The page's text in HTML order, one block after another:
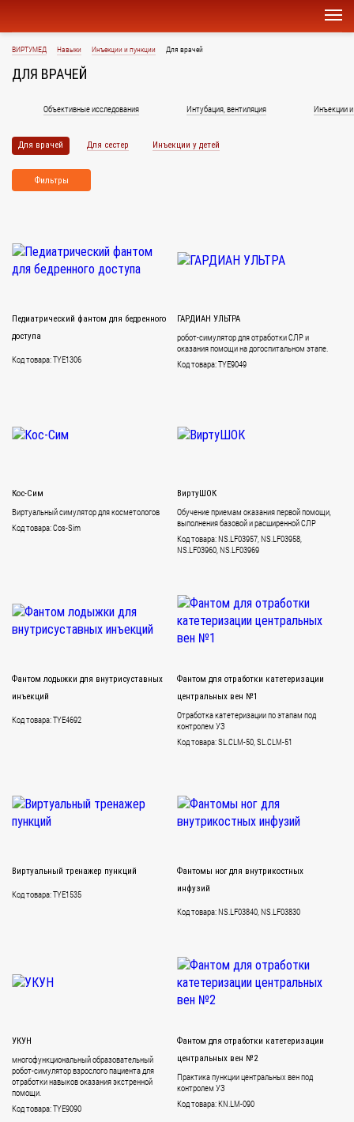
ВИРТУМЕД Навыки Инъекции и пункции Для врачей
ДЛЯ ВРАЧЕЙ
Объективные исследования Интубация, вентиляция Инъекции
Для врачей Для сестер Инъекции у детей
Фильтры
Педиатрический фантом для бедренного
доступа
Код товара: TYE1306
ГАРДИАН УЛЬТРА
робот-симулятор для отработки СЛР и
оказания помощи на догоспитальном этапе.
Код товара: TYE9049
Кос-Сим
Виртуальный симулятор для косметологов
Код товара: Cos-Sim
ВиртуШОК
Обучение приемам оказания первой помощи,
выполнения базовой и расширенной СЛР
Код товара: NS.LF03957, NS.LF03958,
NS.LF03960, NS.LF03969
Фантом лодыжки для внутрисуставных
инъекций
Код товара: TYE4692
Фантом для отработки катетеризации
центральных вен №1
Отработка катетеризации по этапам под
контролем УЗ
Код товара: SL.CLM-50, SL.CLM-51
Виртуальный тренажер пункций
Код товара: TYE1535
Фантомы ног для внутрикостных
инфузий
Код товара: NS.LF03840, NS.LF03830
УКУН
многофункциональный образовательный
робот-симулятор взрослого пациента для
отработки навыков оказания экстренной
помощи.
Код товара: TYE9090
Фантом для отработки катетеризации
центральных вен №2
Практика пункции центральных вен под
контролем УЗ
Код товара: KN.LM-090